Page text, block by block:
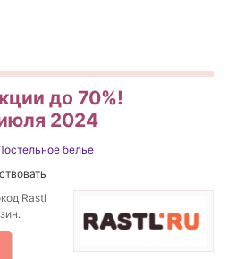
до 70%!
2024
белье
Rastl